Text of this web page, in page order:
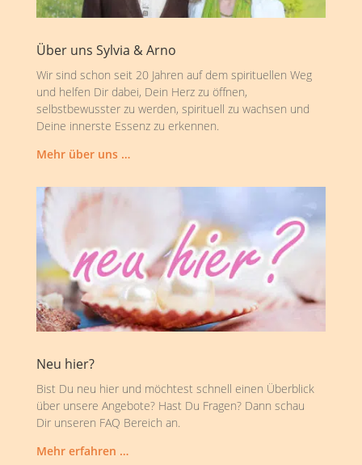
Über uns Sylvia & Arno
Wir sind schon seit 20 Jahren auf dem spirituellen Weg
und helfen Dir dabei, Dein Herz zu öffnen,
selbstbewusster zu werden, spirituell zu wachsen und
Deine innerste Essenz zu erkennen.
Mehr über uns …
Neu hier?
Bist Du neu hier und möchtest schnell einen Überblick
über unsere Angebote? Hast Du Fragen? Dann schau
Dir unseren FAQ Bereich an.
Mehr erfahren …